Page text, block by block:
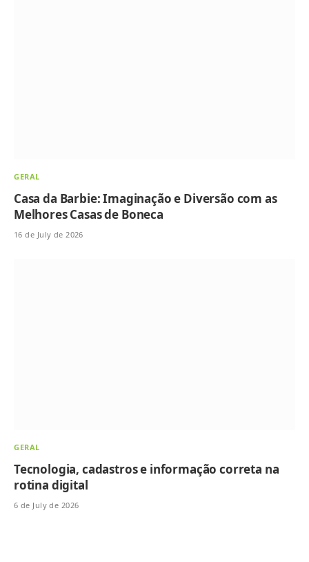
GERAL
Casa da Barbie: Imaginação e Diversão com as
Melhores Casas de Boneca
16 de July de 2026
GERAL
Tecnologia, cadastros e informação correta na
rotina digital
6 de July de 2026